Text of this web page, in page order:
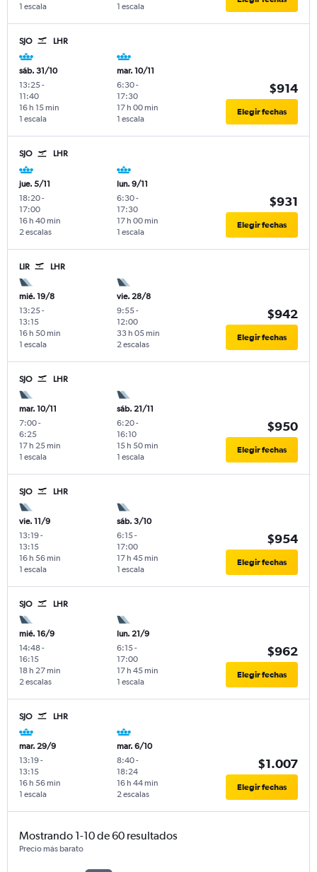
1 escala
1 escala
SJO LHR
sáb. 31/10
13:25-
11:40
1 escala
16 h 15 min
mar. 10/11
6:30-
17:30
1 escala
17 h 00 min
$914
Elegir fechas
SJO LHR
jue. 5/11
18:20-
17:00
2 escalas
16 h 40 min
lun. 9/11
6:30-
17:30
1 escala
17 h 00 min
$931
Elegir fechas
LIR LHR
mié. 19/8
13:25-
13:15
1 escala
16 h 50 min
vie. 28/8
9:55-
12:00
2 escalas
33 h 05 min
$942
Elegir fechas
SJO LHR
mar. 10/11
7:00-
6:25
1 escala
17 h 25 min
sáb. 21/11
6:20-
16:10
1 escala
15 h 50 min
$950
Elegir fechas
SJO LHR
vie. 11/9
13:19-
13:15
1 escala
16 h 56 min
sáb. 3/10
6:15-
17:00
1 escala
17 h 45 min
$954
Elegir fechas
SJO LHR
mié. 16/9
14:48-
16:15
2 escalas
18 h 27 min
lun. 21/9
6:15-
17:00
1 escala
17 h 45 min
$962
Elegir fechas
SJO LHR
mar. 29/9
13:19-
13:15
1 escala
16 h 56 min
mar. 6/10
8:40-
18:24
2 escalas
16 h 44 min
$1.007
Elegir fechas
Mostrando 1-10 de 60 resultados
Precio más barato